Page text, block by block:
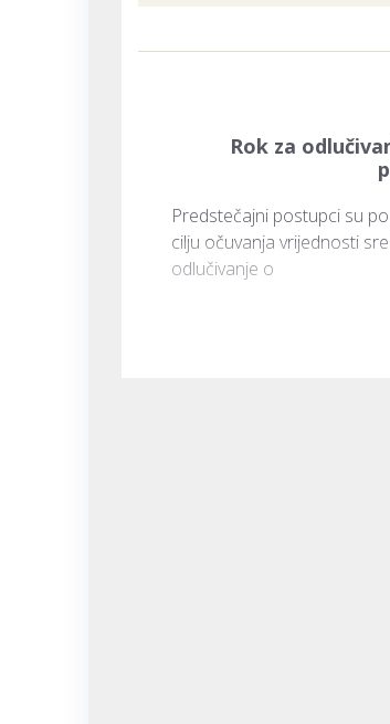
Rok za
Predstečajni postupci su
cilju očuvanja vrijednosti
odlučivanje o